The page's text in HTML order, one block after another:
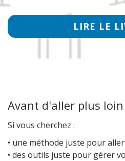
LIRE LE
Avant d'aller plus loin
Si vous cherchez :
• une méthode juste pour
• des outils juste pour gérer